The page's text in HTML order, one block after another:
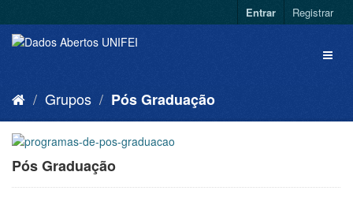
Entrar Registrar
Grupos Pós Graduação
Pós Graduação